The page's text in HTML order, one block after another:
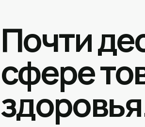
Почти
сфере